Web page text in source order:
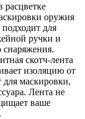
оружия
для
ручки и
снаряжения.
скотч-лента
изоляцию от
маскировки,
Лента не
ваше